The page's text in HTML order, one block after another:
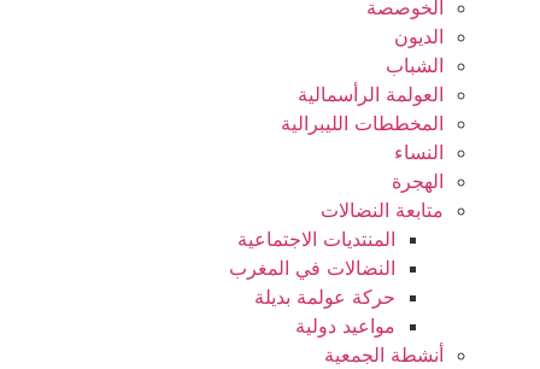
الخوصصة
الديون
الشباب
العولمة الرأسمالية
المخططات الليبرالية
النساء
الهجرة
متابعة النضالات
المنتديات الاجتماعية
النضالات في المغرب
حركة عولمة بديلة
مواعيد دولية
أنشطة الجمعية